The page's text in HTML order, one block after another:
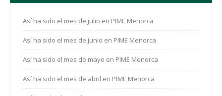
Así ha sido el mes de julio en PIME Menorca
Así ha sido el mes de junio en PIME Menorca
Así ha sido el mes de mayo en PIME Menorca
Así ha sido el mes de abril en PIME Menorca